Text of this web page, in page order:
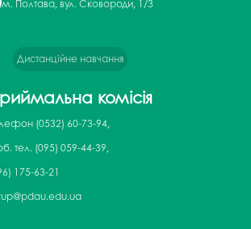
м. Полтава, вул. Сковороди, 1/3
Дистанційне навчання
комісія
(0532) 60-73-94,
тел. (095) 059-44-39,
175-63-21